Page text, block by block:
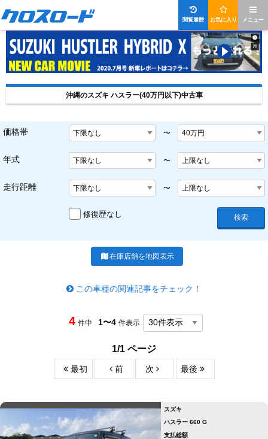
メニュー
お気に入り
閲覧履歴
沖縄のスズキ ハスラー(40万円以下)中古車
価格帯 〜
年式 〜
走行距離 〜
修復歴なし 検索
在庫店舗を地図表示
この車種の関連記事をチェック！
4 件中 1〜4 件表示
1/1 ページ
最初 前 次 最後
スズキ
ハスラー 660 G
支払総額